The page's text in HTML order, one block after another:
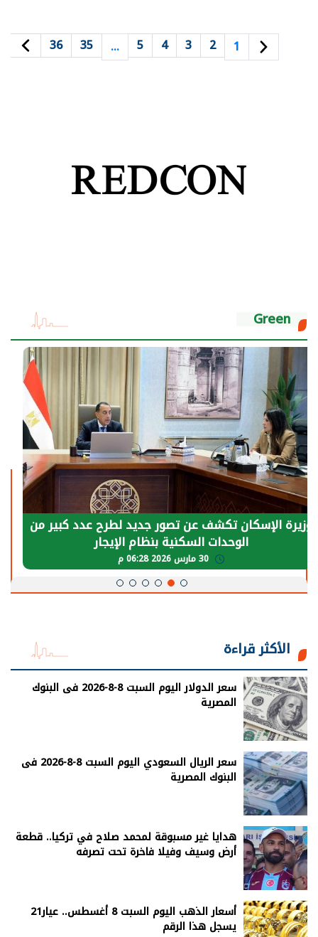
1
2
3
4
5
…
35
36
Green
الرئيس السيسي: توقف الأنشطة في قطاع الطاقة
يحتاج إلى سنوات لعودة معدلات الإنتاج الطبيعية
30 مارس 2026 05:08 م
الأكثر قراءة
سعر الدولار اليوم السبت 8-8-2026 فى البنوك
المصرية
سعر الريال السعودي اليوم السبت 8-8-2026 فى
البنوك المصرية
هدايا غير مسبوقة لمحمد صلاح في تركيا.. قطعة
أرض وسيف وفيلا فاخرة تحت تصرفه
أسعار الذهب اليوم السبت 8 أغسطس.. عيار21
يسجل هذا الرقم